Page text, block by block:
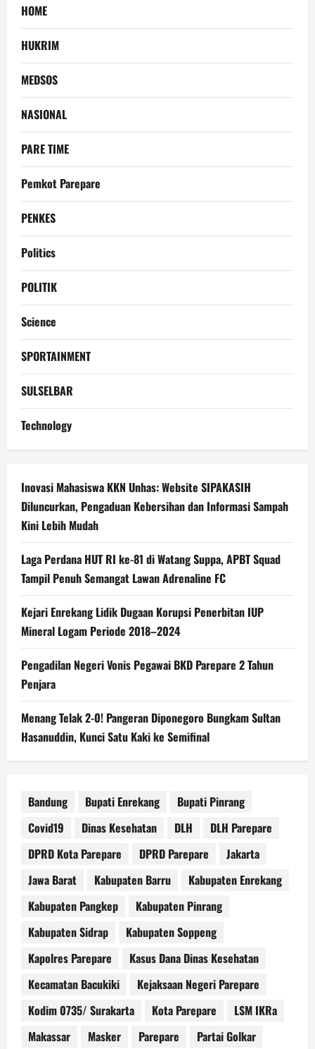
HOME
HUKRIM
MEDSOS
NASIONAL
PARE TIME
Pemkot Parepare
PENKES
Politics
POLITIK
Science
SPORTAINMENT
SULSELBAR
Technology
Inovasi Mahasiswa KKN Unhas: Website SIPAKASIH
Diluncurkan, Pengaduan Kebersihan dan Informasi Sampah
Kini Lebih Mudah
Laga Perdana HUT RI ke-81 di Watang Suppa, APBT Squad
Tampil Penuh Semangat Lawan Adrenaline FC
Kejari Enrekang Lidik Dugaan Korupsi Penerbitan IUP
Mineral Logam Periode 2018–2024
Pengadilan Negeri Vonis Pegawai BKD Parepare 2 Tahun
Penjara
Menang Telak 2-0! Pangeran Diponegoro Bungkam Sultan
Hasanuddin, Kunci Satu Kaki ke Semifinal
Bandung Bupati Enrekang
Bupati Pinrang
Covid19
Dinas Kesehatan DLH
DLH Parepare
DPRD Kota Parepare
DPRD Parepare
Jakarta
Jawa Barat
Kabupaten Barru
Kabupaten Enrekang
Kabupaten Pangkep
Kabupaten Pinrang
Kabupaten Sidrap
Kabupaten Soppeng
Kapolres Parepare
Kasus Dana Dinas Kesehatan
Kecamatan Bacukiki
Kejaksaan Negeri Parepare
Kodim 0735/ Surakarta
Kota Parepare
LSM IKRa
Makassar
Masker Parepare Partai Golkar